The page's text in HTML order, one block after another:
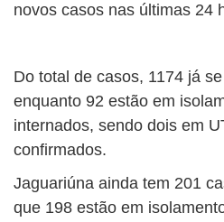
novos casos nas últimas 24
Do total de casos, 1174 já
enquanto 92 estão em
internados, sendo dois em
confirmados.
Jaguariúna ainda tem 201
que 198 estão em